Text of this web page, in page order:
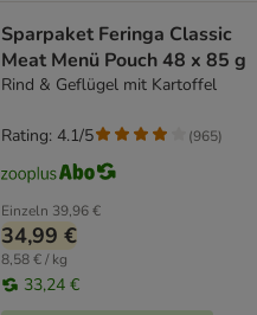
Sparpaket Feringa Classic
Meat Menü Pouch 48 x 85 g
Rind & Geflügel mit Kartoffel
Einzeln 39,96 €
34,99 €
8,58 € / kg
33,24 €
Rating: 4.1/5 (965)